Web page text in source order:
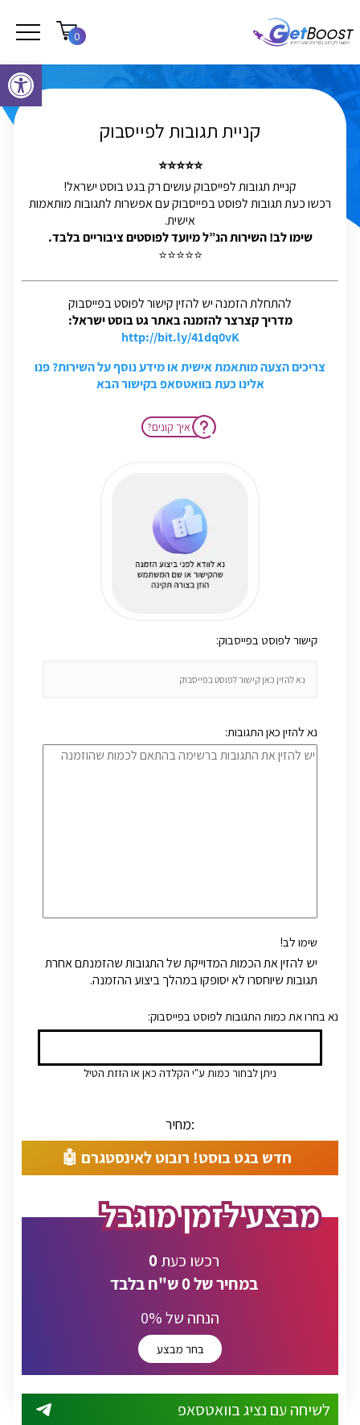
0
קניית תגובות לפייסבוק
⭐⭐⭐⭐⭐
קניית תגובות לפייסבוק עושים רק בגט בוסט ישראל!
רכשו כעת תגובות לפוסט בפייסבוק עם אפשרות לתגובות מותאמות
אישית.
שימו לב! השירות הנ”ל מיועד לפוסטים ציבוריים בלבד.
⭐⭐⭐⭐⭐
להתחלת הזמנה יש להזין קישור לפוסט בפייסבוק
מדריך קצרצר להזמנה באתר גט בוסט ישראל:
http://bit.ly/41dq0vK
צריכים הצעה מותאמת אישית או מידע נוסף על השירות? פנו
אלינו כעת בוואטסאפ בקישור הבא
:נא בחרו את כמות התגובות לפוסט בפייסבוק
ניתן לבחור כמות ע"י הקלדה כאן או הזזת הטיל
מחיר:
חדש בגט בוסט! רובוט לאינסטגרם 🤖
0 % הנחה של
בחר מבצע
רכשו כעת0
במחיר של0ש"ח בלבד
לשיחה עם נציג בוואטסאפ
?איך קונים
:קישור לפוסט בפייסבוק
נא להזין כאן התגובות:
שימו לב!
יש להזין את הכמות המדוייקת של התגובות שהזמנתם אחרת
תגובות שיוחסרו לא יסופקו במהלך ביצוע ההזמנה.
פתח סרגל נגישות